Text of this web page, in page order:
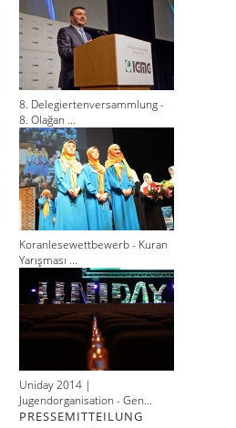
8. Delegiertenversammlung -
8. Olağan ...
Koranlesewettbewerb - Kuran
Yarışması ...
Uniday 2014 |
Jugendorganisation - Gen...
PRESSEMITTEILUNG